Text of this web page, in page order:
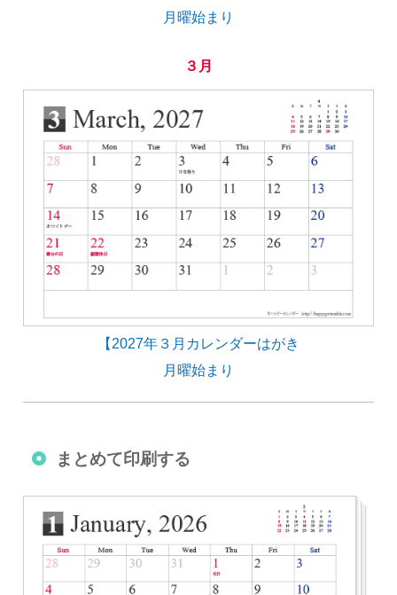
月曜始まり
３月
【2027年３月カレンダーはがき
月曜始まり
まとめて印刷する